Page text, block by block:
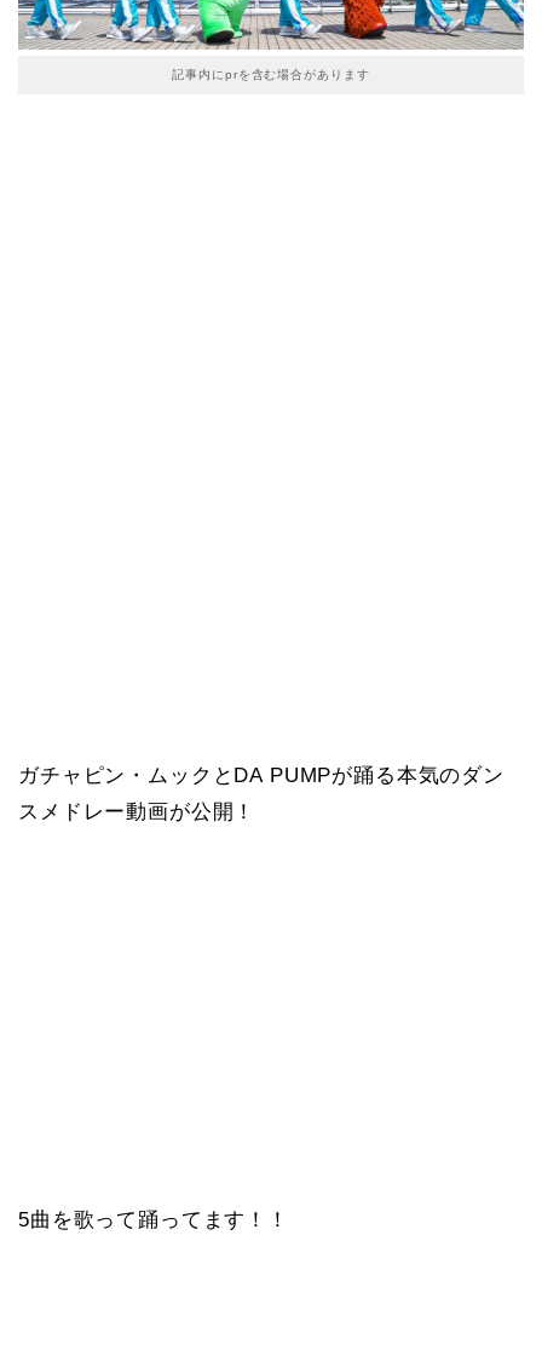
記事内にprを含む場合があります
ガチャピン・ムックとDA PUMPが踊る本気のダン
スメドレー動画が公開！
5曲を歌って踊ってます！！